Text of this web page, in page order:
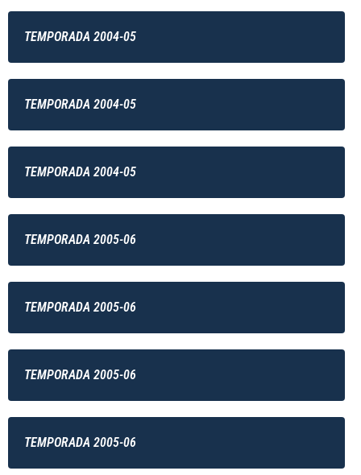
TEMPORADA 2004-05
TEMPORADA 2004-05
TEMPORADA 2004-05
TEMPORADA 2005-06
TEMPORADA 2005-06
TEMPORADA 2005-06
TEMPORADA 2005-06